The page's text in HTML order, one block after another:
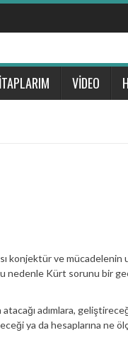
VİDEO
konjektür ve mücadelenin
nedenle Kürt sorunu bir
adımlara,
ya da hesaplarına ne